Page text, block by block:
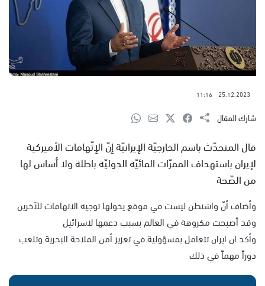
25.12.2023
11:16
شارك المقال
قال المتحدّث باسم الخارجيّة الإيرانيّة إنّ الإتّهامات الأميركية
لإيران باستهداف الممرّات المائيّة الدوليّة باطلة ولا أساس لها
من الصّحة
وأضاف أنّ واشنطن ليست في موقع يخولها توجيه الاتهامات للآخرين
وقد أصبحت مكروهة في العالم بسبب دعمها لاسرائيل
وأكد ان ايران تتعامل بمسؤولية في تعزيز أمن الملاحة البحرية وتلعب
دوراً مهماً في ذلك